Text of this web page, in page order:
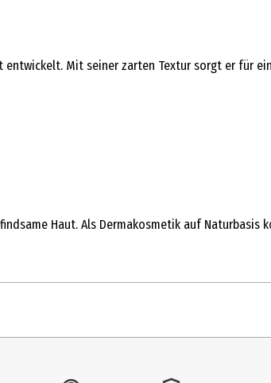
entwickelt. Mit seiner zarten Textur sorgt er für
Haut. Als Dermakosmetik auf